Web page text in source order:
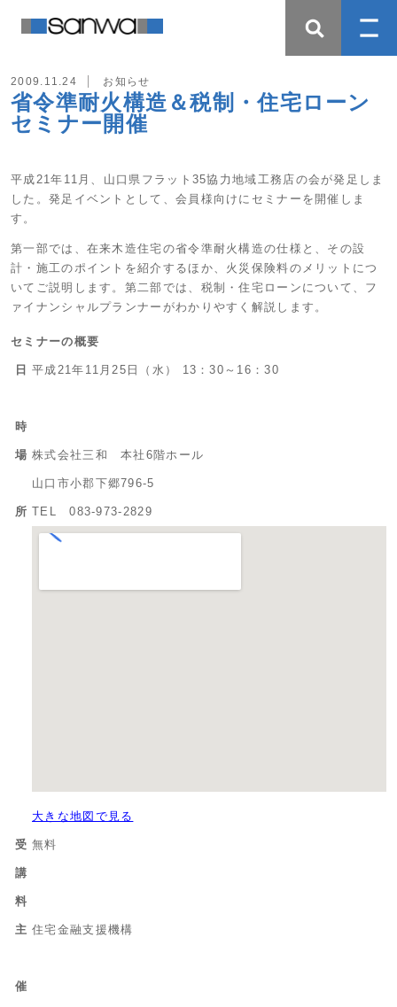
2009.11.24 お知らせ
省令準耐火構造＆税制・住宅ローン
セミナー開催
平成21年11月、山口県フラット35協力地域工務店の会が発足しま
した。発足イベントとして、会員様向けにセミナーを開催しま
す。
第一部では、在来木造住宅の省令準耐火構造の仕様と、その設
計・施工のポイントを紹介するほか、火災保険料のメリットにつ
いてご説明します。第二部では、税制・住宅ローンについて、フ
ァイナンシャルプランナーがわかりやすく解説します。
セミナーの概要
日
時
平成21年11月25日（水） 13：30～16：30
場
所
株式会社三和 本社6階ホール
山口市小郡下郷796-5
TEL 083-973-2829
大きな地図で見る
受
講
料
無料
主
催
住宅金融支援機構